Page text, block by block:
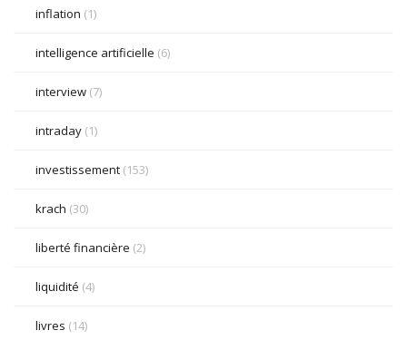
inflation (1)
intelligence artificielle (6)
interview (7)
intraday (1)
investissement (153)
krach (30)
liberté financière (2)
liquidité (4)
livres (14)